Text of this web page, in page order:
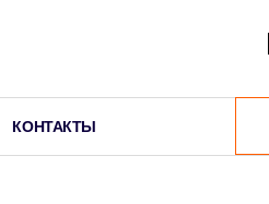
КОНТАКТЫ